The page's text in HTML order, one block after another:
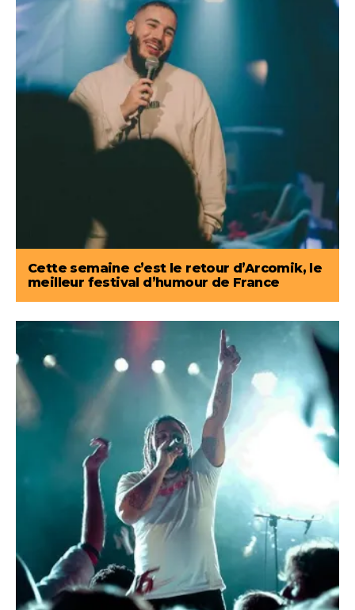
Cette semaine c’est le retour d’Arcomik, le
meilleur festival d’humour de France